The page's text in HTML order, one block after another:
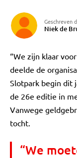
Geschreven
Niek de
“We zijn klaar voor
deelde de
Slotpark begin dit
de 26e editie in
Vanwege
tocht.
“We